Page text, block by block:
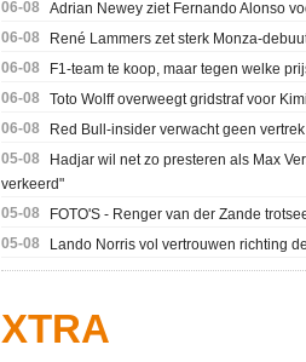
06-08 Adrian Newey ziet Fernando Alonso
06-08
René Lammers zet sterk Monza-
06-08
F1-team te koop, maar tegen welke
06-08 Toto Wolff overweegt gridstraf voor
06-08
Red Bull-insider verwacht geen
05-08
Hadjar wil net zo presteren als Max
verkeerd"
05-08
FOTO'S - Renger van der Zande
05-08
Lando Norris vol vertrouwen richting
XTRA